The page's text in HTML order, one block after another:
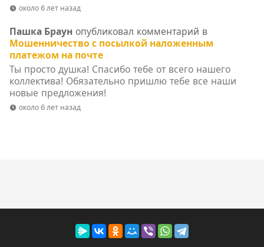
около 6 лет назад
Пашка Браун опубликовал комментарий в
Мошенничество с посылкой наложенным
платежом на почте
Ты просто душка! Спасибо тебе от всего нашего
коллектива! Обязательно пришлю тебе все наши
новые предложения!
около 6 лет назад